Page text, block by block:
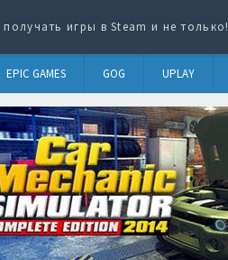
игры в Steam и не только!
EPIC GAMES GOG UPLAY